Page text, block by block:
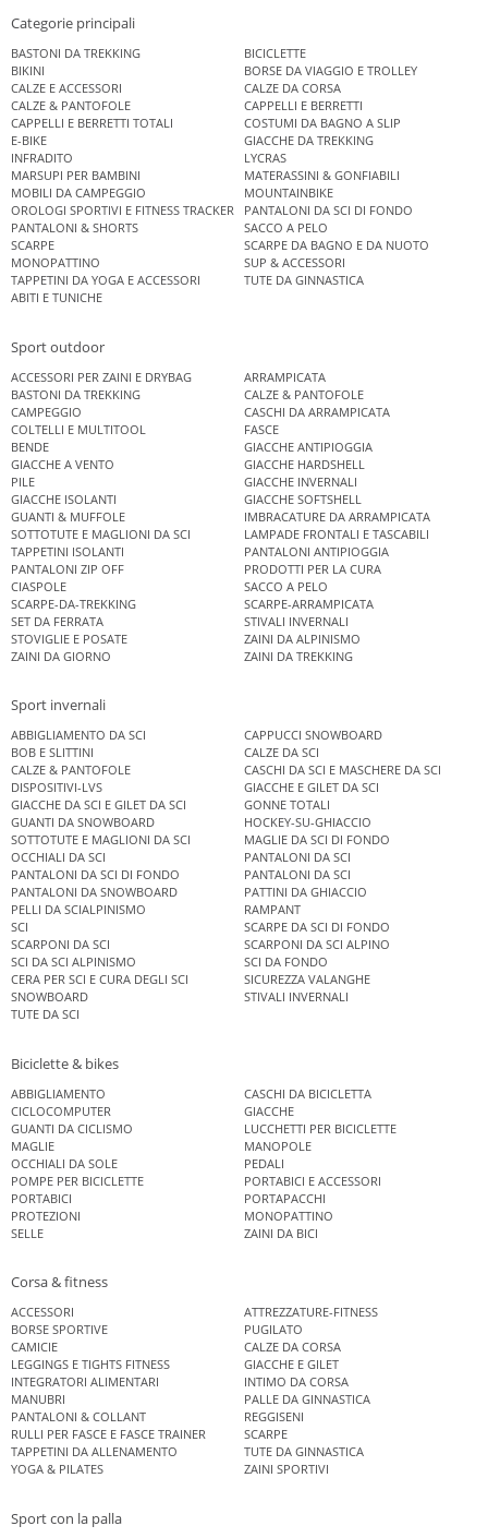
Categorie principali
BASTONI DA TREKKING
BICICLETTE
BIKINI
BORSE DA VIAGGIO E TROLLEY
CALZE E ACCESSORI
CALZE DA CORSA
CALZE & PANTOFOLE
CAPPELLI E BERRETTI
CAPPELLI E BERRETTI TOTALI
COSTUMI DA BAGNO A SLIP
E-BIKE
GIACCHE DA TREKKING
INFRADITO
LYCRAS
MARSUPI PER BAMBINI
MATERASSINI & GONFIABILI
MOBILI DA CAMPEGGIO
MOUNTAINBIKE
OROLOGI SPORTIVI E FITNESS TRACKER
PANTALONI DA SCI DI FONDO
PANTALONI & SHORTS
SACCO A PELO
SCARPE
SCARPE DA BAGNO E DA NUOTO
MONOPATTINO
SUP & ACCESSORI
TAPPETINI DA YOGA E ACCESSORI
TUTE DA GINNASTICA
ABITI E TUNICHE
Sport outdoor
ACCESSORI PER ZAINI E DRYBAG
ARRAMPICATA
BASTONI DA TREKKING
CALZE & PANTOFOLE
CAMPEGGIO
CASCHI DA ARRAMPICATA
COLTELLI E MULTITOOL
FASCE
BENDE
GIACCHE ANTIPIOGGIA
GIACCHE A VENTO
GIACCHE HARDSHELL
PILE
GIACCHE INVERNALI
GIACCHE ISOLANTI
GIACCHE SOFTSHELL
GUANTI & MUFFOLE
IMBRACATURE DA ARRAMPICATA
SOTTOTUTE E MAGLIONI DA SCI
LAMPADE FRONTALI E TASCABILI
TAPPETINI ISOLANTI
PANTALONI ANTIPIOGGIA
PANTALONI ZIP OFF
PRODOTTI PER LA CURA
CIASPOLE
SACCO A PELO
SCARPE-DA-TREKKING
SCARPE-ARRAMPICATA
SET DA FERRATA
STIVALI INVERNALI
STOVIGLIE E POSATE
ZAINI DA ALPINISMO
ZAINI DA GIORNO
ZAINI DA TREKKING
Sport invernali
ABBIGLIAMENTO DA SCI
CAPPUCCI SNOWBOARD
BOB E SLITTINI
CALZE DA SCI
CALZE & PANTOFOLE
CASCHI DA SCI E MASCHERE DA SCI
DISPOSITIVI-LVS
GIACCHE E GILET DA SCI
GIACCHE DA SCI E GILET DA SCI
GONNE TOTALI
GUANTI DA SNOWBOARD
HOCKEY-SU-GHIACCIO
SOTTOTUTE E MAGLIONI DA SCI
MAGLIE DA SCI DI FONDO
OCCHIALI DA SCI
PANTALONI DA SCI
PANTALONI DA SCI DI FONDO
PANTALONI DA SCI
PANTALONI DA SNOWBOARD
PATTINI DA GHIACCIO
PELLI DA SCIALPINISMO
RAMPANT
SCI
SCARPE DA SCI DI FONDO
SCARPONI DA SCI
SCARPONI DA SCI ALPINO
SCI DA SCI ALPINISMO
SCI DA FONDO
CERA PER SCI E CURA DEGLI SCI
SICUREZZA VALANGHE
SNOWBOARD
STIVALI INVERNALI
TUTE DA SCI
Biciclette & bikes
ABBIGLIAMENTO
CASCHI DA BICICLETTA
CICLOCOMPUTER
GIACCHE
GUANTI DA CICLISMO
LUCCHETTI PER BICICLETTE
MAGLIE
MANOPOLE
OCCHIALI DA SOLE
PEDALI
POMPE PER BICICLETTE
PORTABICI E ACCESSORI
PORTABICI
PORTAPACCHI
PROTEZIONI
MONOPATTINO
SELLE
ZAINI DA BICI
Corsa & fitness
ACCESSORI
ATTREZZATURE-FITNESS
BORSE SPORTIVE
PUGILATO
CAMICIE
CALZE DA CORSA
LEGGINGS E TIGHTS FITNESS
GIACCHE E GILET
INTEGRATORI ALIMENTARI
INTIMO DA CORSA
MANUBRI
PALLE DA GINNASTICA
PANTALONI & COLLANT
REGGISENI
RULLI PER FASCE E FASCE TRAINER
SCARPE
TAPPETINI DA ALLENAMENTO
TUTE DA GINNASTICA
YOGA & PILATES
ZAINI SPORTIVI
Sport con la palla